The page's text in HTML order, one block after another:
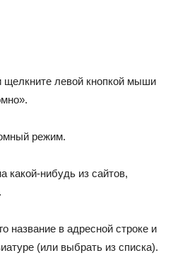
левой кнопкой мыши
режим.
какой-нибудь из сайтов,
название в адресной строке и
(или выбрать из списка).